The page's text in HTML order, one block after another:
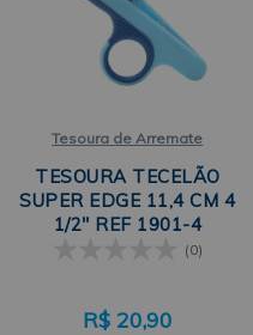
Tesoura de Arremate
TESOURA TECELÃO
SUPER EDGE 11,4 CM 4
1/2" REF 1901-4
(0)
R$ 20,90